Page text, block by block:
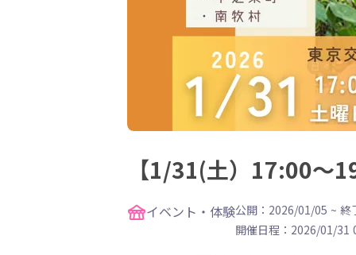
【1/31(土）17:00～
イベント・体験公開：2026/01/05 ~ 終
開催日程： 2026/01/31